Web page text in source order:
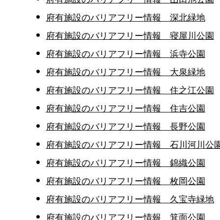
府有施設のバリアフリー情報 深北緑地
府有施設のバリアフリー情報 寝屋川公園
府有施設のバリアフリー情報 浜寺公園
府有施設のバリアフリー情報 大泉緑地
府有施設のバリアフリー情報 住之江公園
府有施設のバリアフリー情報 住吉公園
府有施設のバリアフリー情報 長野公園
府有施設のバリアフリー情報 石川河川公
府有施設のバリアフリー情報 錦織公園
府有施設のバリアフリー情報 枚岡公園
府有施設のバリアフリー情報 久宝寺緑地
府有施設のバリアフリー情報 箕面公園